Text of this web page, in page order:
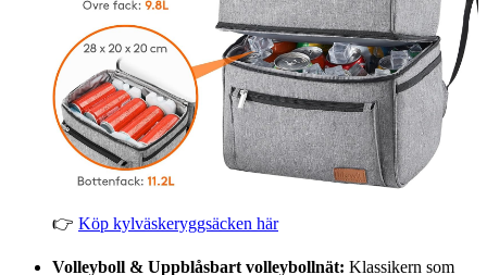
👉 Köp kylväskeryggsäcken här
Volleyboll & Uppblåsbart volleybollnät: Klassikern som